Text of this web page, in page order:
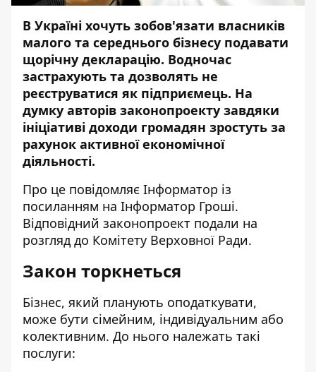
В Україні хочуть зобов'язати власників
малого та середнього бізнесу подавати
щорічну декларацію. Водночас
застрахують та дозволять не
реєструватися як підприємець. На
думку авторів законопроекту завдяки
ініціативі доходи громадян зростуть за
рахунок активної економічної
діяльності.
Про це повідомляє Інформатор із
посиланням на Інформатор Гроші.
Відповідний законопроект подали на
розгляд до Комітету Верховної Ради.
Закон торкнеться
Бізнес, який планують оподаткувати,
може бути сімейним, індивідуальним або
колективним. До нього належать такі
послуги: